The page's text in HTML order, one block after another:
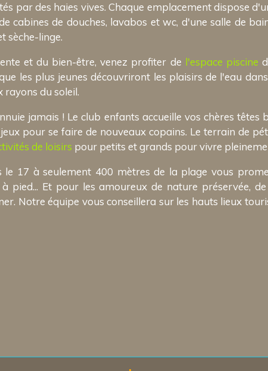
par des haies vives. Chaque emplacement dispose
cabines de douches, lavabos et wc, d'une salle de
sèche-linge.
et du bien-être, venez profiter de l'espace piscine
les plus jeunes découvriront les plaisirs de l'eau
du soleil.
jamais ! Le club enfants accueille vos chères
pour se faire de nouveaux copains. Le terrain de
de loisirs pour petits et grands pour vivre
17 à seulement 400 mètres de la plage vous
pied... Et pour les amoureux de nature préservée,
Notre équipe vous conseillera sur les hauts lieux